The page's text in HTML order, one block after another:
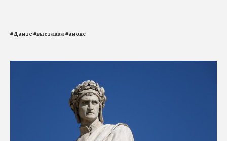
#Данте#выставка#анонс